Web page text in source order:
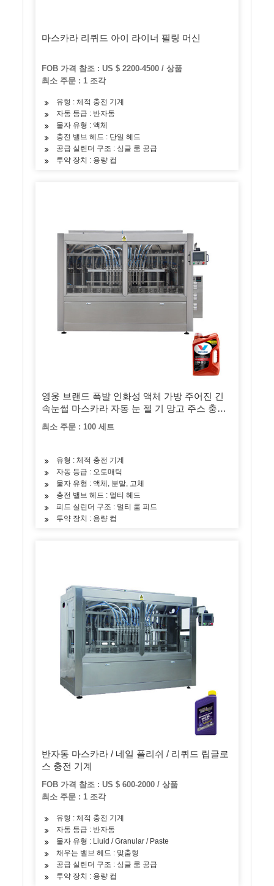
마스카라 리퀴드 아이 라이너 필링 머신
FOB 가격 참조 : US $ 2200-4500 / 상품
최소 주문 : 1 조각
유형 : 체적 충전 기계
자동 등급 : 반자동
물자 유형 : 액체
충전 밸브 헤드 : 단일 헤드
공급 실린더 구조 : 싱글 룸 공급
투약 장치 : 용량 컵
영웅 브랜드 폭발 인화성 액체 가방 주어진 긴
속눈썹 마스카라 자동 눈 젤 기 망고 주스 충전
기계
최소 주문 : 100 세트
유형 : 체적 충전 기계
자동 등급 : 오토매틱
물자 유형 : 액체, 분말, 고체
충전 밸브 헤드 : 멀티 헤드
피드 실린더 구조 : 멀티 룸 피드
투약 장치 : 용량 컵
반자동 마스카라 / 네일 폴리쉬 / 리퀴드 립글로
스 충전 기계
FOB 가격 참조 : US $ 600-2000 / 상품
최소 주문 : 1 조각
유형 : 체적 충전 기계
자동 등급 : 반자동
물자 유형 : Liuid / Granular / Paste
채우는 밸브 헤드 : 맞춤형
공급 실린더 구조 : 싱글 룸 공급
투약 장치 : 용량 컵